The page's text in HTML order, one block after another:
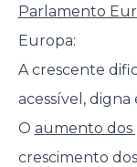
Parlamento
Europa:
A crescente
acessível, digna
O aumento dos
crescimento dos